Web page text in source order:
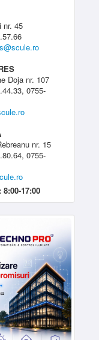
nr. 45
Doja nr. 107
0755-
nr. 15
0755-
17:00